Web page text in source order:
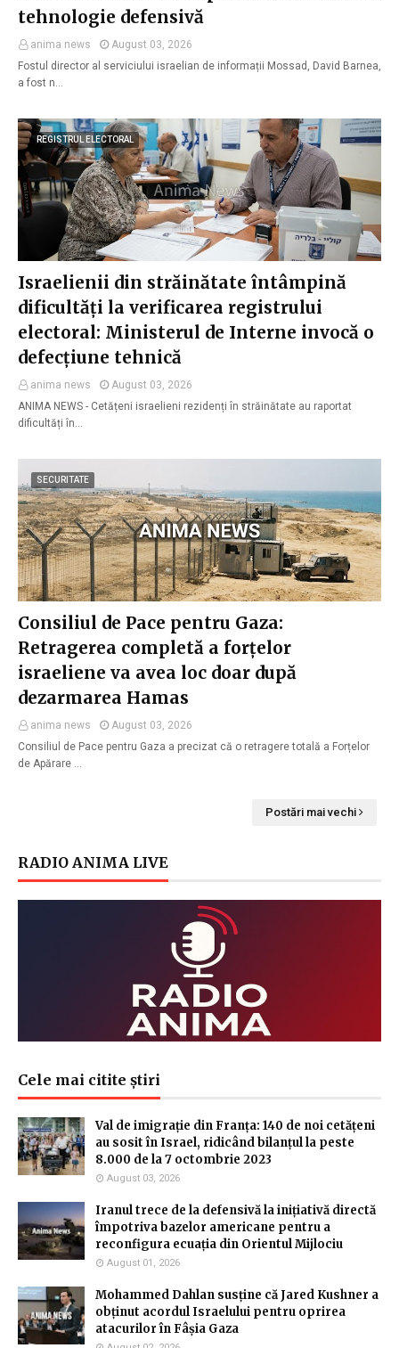
tehnologie defensivă
anima news
August 03, 2026
Fostul director al serviciului israelian de informații Mossad, David Barnea,
a fost n…
REGISTRUL ELECTORAL
Israelienii din străinătate întâmpină
dificultăți la verificarea registrului
electoral: Ministerul de Interne invocă o
defecțiune tehnică
anima news
August 03, 2026
ANIMA NEWS - Cetățeni israelieni rezidenți în străinătate au raportat
dificultăți în…
SECURITATE
Consiliul de Pace pentru Gaza:
Retragerea completă a forțelor
israeliene va avea loc doar după
dezarmarea Hamas
anima news
August 03, 2026
Consiliul de Pace pentru Gaza a precizat că o retragere totală a Forțelor
de Apărare …
Postări mai vechi
RADIO ANIMA LIVE
Cele mai citite știri
Val de imigrație din Franța: 140 de noi cetățeni
au sosit în Israel, ridicând bilanțul la peste
8.000 de la 7 octombrie 2023
August 03, 2026
Iranul trece de la defensivă la inițiativă directă
împotriva bazelor americane pentru a
reconfigura ecuația din Orientul Mijlociu
August 01, 2026
Mohammed Dahlan susține că Jared Kushner a
obținut acordul Israelului pentru oprirea
atacurilor în Fâșia Gaza